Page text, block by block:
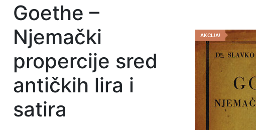
Goethe –
Njemački
propercije sred
antičkih lira i
satira
AKCIJA!